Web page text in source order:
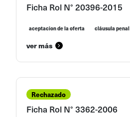
Ficha Rol N° 20396-2015
aceptacion de la oferta cláusula penal
ver más
Rechazado
Ficha Rol N° 3362-2006